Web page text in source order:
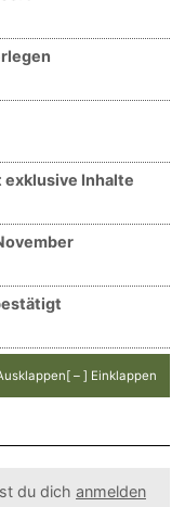
exklusive Inhalte
[ – ] Einklappen
du dich anmelden